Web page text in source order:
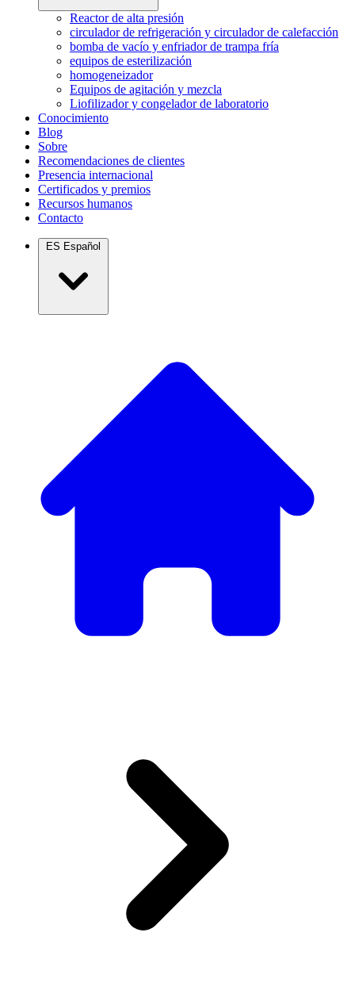
Reactor de alta presión
circulador de refrigeración y circulador de calefacción
bomba de vacío y enfriador de trampa fría
equipos de esterilización
homogeneizador
Equipos de agitación y mezcla
Liofilizador y congelador de laboratorio
Conocimiento
Blog
Sobre
Recomendaciones de clientes
Presencia internacional
Certificados y premios
Recursos humanos
Contacto
ES Español